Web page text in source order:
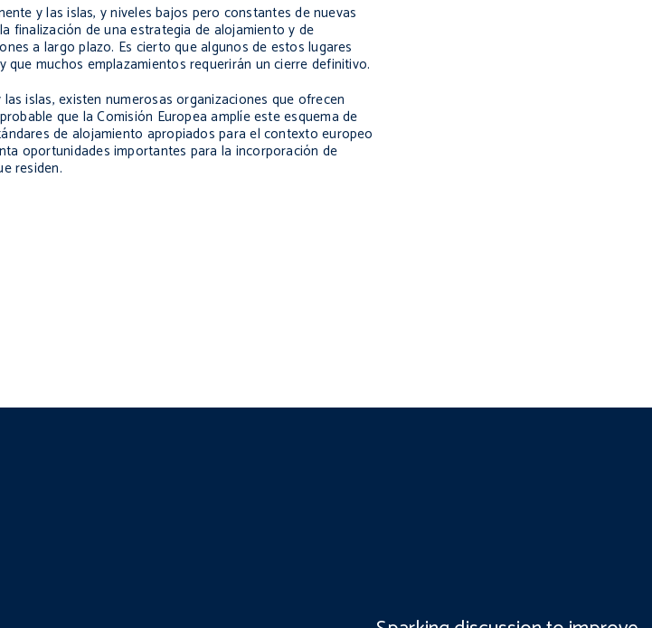
y las islas, y niveles bajos pero constantes de nuevas
finalización de una estrategia de alojamiento y de
a largo plazo. Es cierto que algunos de estos lugares
muchos emplazamientos requerirán un cierre definitivo.
islas, existen numerosas organizaciones que ofrecen
que la Comisión Europea amplíe este esquema de
de alojamiento apropiados para el contexto europeo
oportunidades importantes para la incorporación de
residen.